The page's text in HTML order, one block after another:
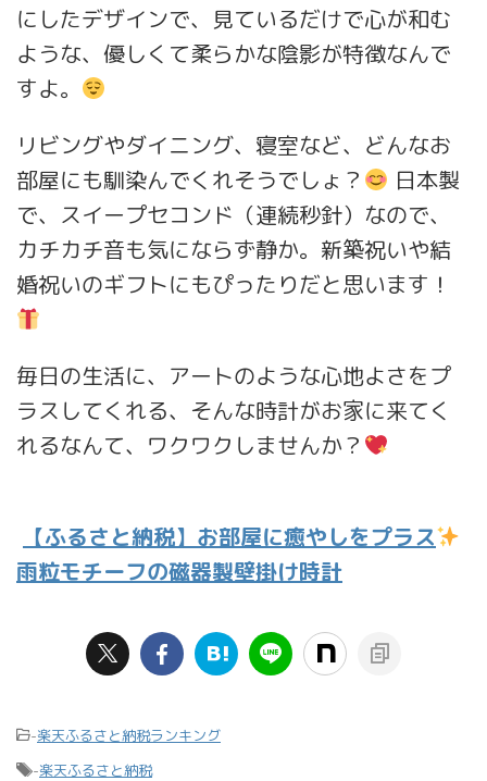
にしたデザインで、見ているだけで心が和む
ような、優しくて柔らかな陰影が特徴なんで
すよ。
リビングやダイニング、寝室など、どんなお
部屋にも馴染んでくれそうでしょ？
日本製
で、スイープセコンド（連続秒針）なので、
カチカチ音も気にならず静か。新築祝いや結
婚祝いのギフトにもぴったりだと思います！
毎日の生活に、アートのような心地よさをプ
ラスしてくれる、そんな時計がお家に来てく
れるなんて、ワクワクしませんか？
【ふるさと納税】お部屋に癒やしをプラス
雨粒モチーフの磁器製壁掛け時計
-楽天ふるさと納税ランキング
-楽天ふるさと納税